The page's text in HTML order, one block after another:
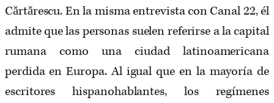
Cărtărescu. En la misma entrevista con Canal 22, él
admite que las personas suelen referirse a la capital
rumana como una ciudad latinoamericana
perdida en Europa. Al igual que en la mayoría de
escritores hispanohablantes, los regímenes